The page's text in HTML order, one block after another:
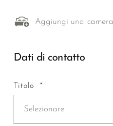
Aggiungi una camera
Dati di contatto
Titolo *
Selezionare